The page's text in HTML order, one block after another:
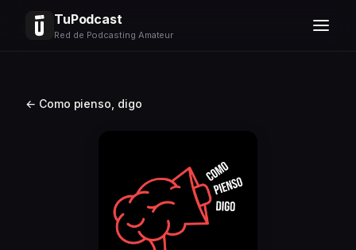
TuPodcast
Red de Podcasting Amateur
← Como pienso, digo